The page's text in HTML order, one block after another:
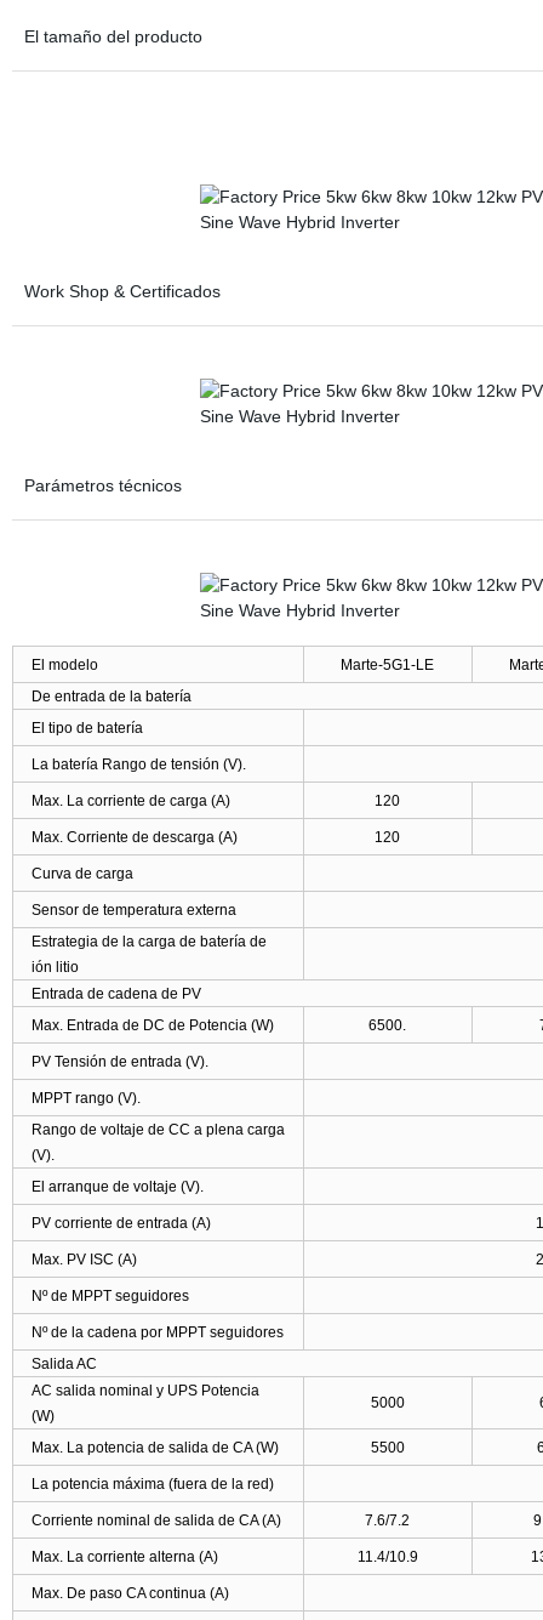
El tamaño del producto
Work Shop & Certificados
Parámetros técnicos
El modelo Marte-5G1-LE
De entrada de la batería
El tipo de batería
La batería Rango de tensión (V).
Max. La corriente de carga (A) 120
Max. Corriente de descarga (A) 120
Curva de carga
Sensor de temperatura externa
Estrategia de la carga de batería de
ión litio
Entrada de cadena de PV
Max. Entrada de DC de Potencia (W)
6500.
PV Tensión de entrada (V).
MPPT rango (V).
Rango de voltaje de CC a plena carga
(V).
El arranque de voltaje (V).
PV corriente de entrada (A)
Max. PV ISC (A)
Nº de MPPT seguidores
Nº de la cadena por MPPT seguidores
Salida AC
AC salida nominal y UPS Potencia
(W)
5000
Max. La potencia de salida de CA (W) 5500
La potencia máxima (fuera de la red)
Corriente nominal de salida de CA (A) 7.6/7.2
Max. La corriente alterna (A) 11.4/10.9
Max. De paso CA continua (A)